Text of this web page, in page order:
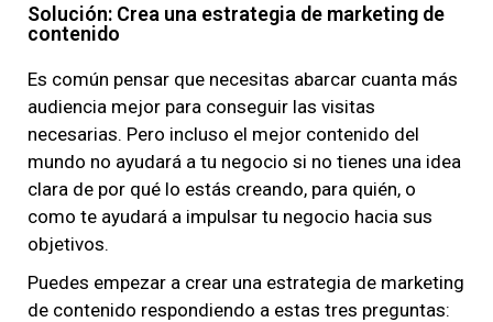
Solución: Crea una estrategia de marketing de
contenido
Es común pensar que necesitas abarcar cuanta más
audiencia mejor para conseguir las visitas
necesarias. Pero incluso el mejor contenido del
mundo no ayudará a tu negocio si no tienes una idea
clara de por qué lo estás creando, para quién, o
como te ayudará a impulsar tu negocio hacia sus
objetivos.
Puedes empezar a crear una estrategia de marketing
de contenido respondiendo a estas tres preguntas: